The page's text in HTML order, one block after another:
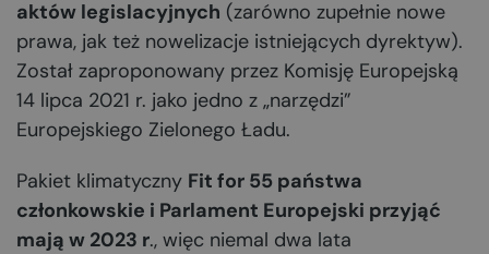
aktów legislacyjnych (zarówno zupełnie nowe
prawa, jak też nowelizacje istniejących dyrektyw).
Został zaproponowany przez Komisję Europejską
14 lipca 2021 r. jako jedno z „narzędzi”
Europejskiego Zielonego Ładu.
Pakiet klimatyczny Fit for 55 państwa
członkowskie i Parlament Europejski przyjąć
mają w 2023 r., więc niemal dwa lata